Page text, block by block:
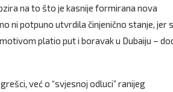
na to što je kasnije formirana nova
ni potpuno utvrdila činjenično stanje, jer
platio put i boravak u Dubaiju –
već o “svjesnoj odluci” ranijeg